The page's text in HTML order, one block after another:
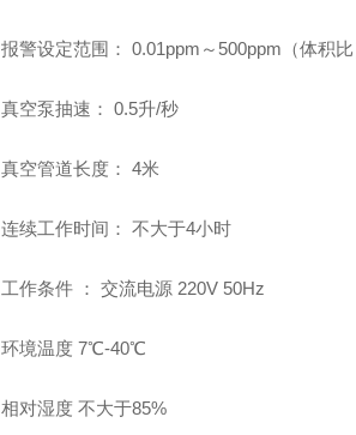
报警设定范围： 0.01ppm～500ppm（体积
真空泵抽速： 0.5升/秒
真空管道长度： 4米
连续工作时间： 不大于4小时
工作条件 ： 交流电源 220V 50Hz
环境温度 7℃-40℃
相对湿度 不大于85%